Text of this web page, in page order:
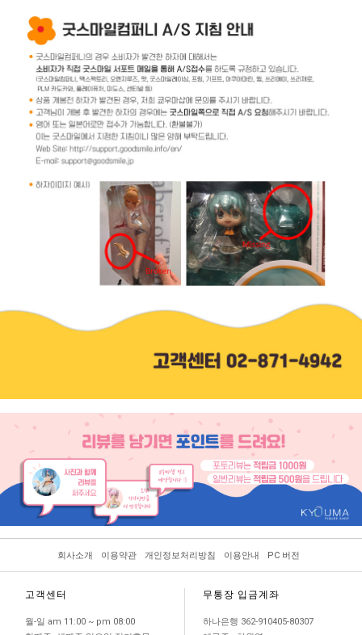
회사소개 이용약관 개인정보처리방침 이용안내 PC 버전
고객센터
월-일 am 11:00 ~ pm 08:00
무통장 입금계좌
하나은행 362-910405-80307